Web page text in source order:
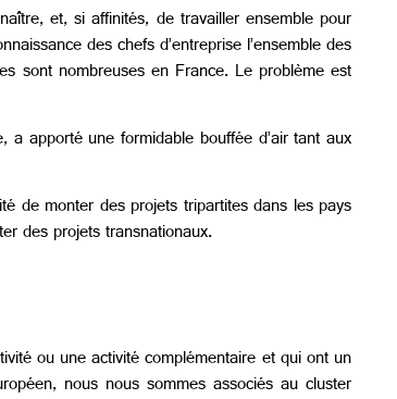
et, si affinités, de travailler ensemble pour
des chefs d’entreprise l’ensemble des
sont nombreuses en France. Le problème est
apporté une formidable bouffée d’air tant aux
de monter des projets tripartites dans les pays
des projets transnationaux.
ou une activité complémentaire et qui ont un
nous nous sommes associés au cluster